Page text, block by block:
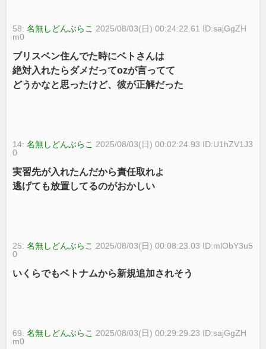
58:名無しどんぶらこ 2025/08/03(日) 00:24:22.61 ID:sajGgZH
m0
ブリスベン住んでた時にベトさんは
絶対入れたらダメだってozが言ってて
どうかなと思ったけど、彼が正解だった
14:名無しどんぶらこ 2025/08/03(日) 00:02:24.93 ID:U1hZV1J3
0
実習先が入れたんだから責任取れよ
逃げても放置してるのがおかしい
25:名無しどんぶらこ 2025/08/03(日) 00:08:23.03 ID:mlObY3u5
0
いくらでもベトナムから新規追加されそう
69:名無しどんぶらこ 2025/08/03(日) 00:29:29.23 ID:sajGgZH
m0